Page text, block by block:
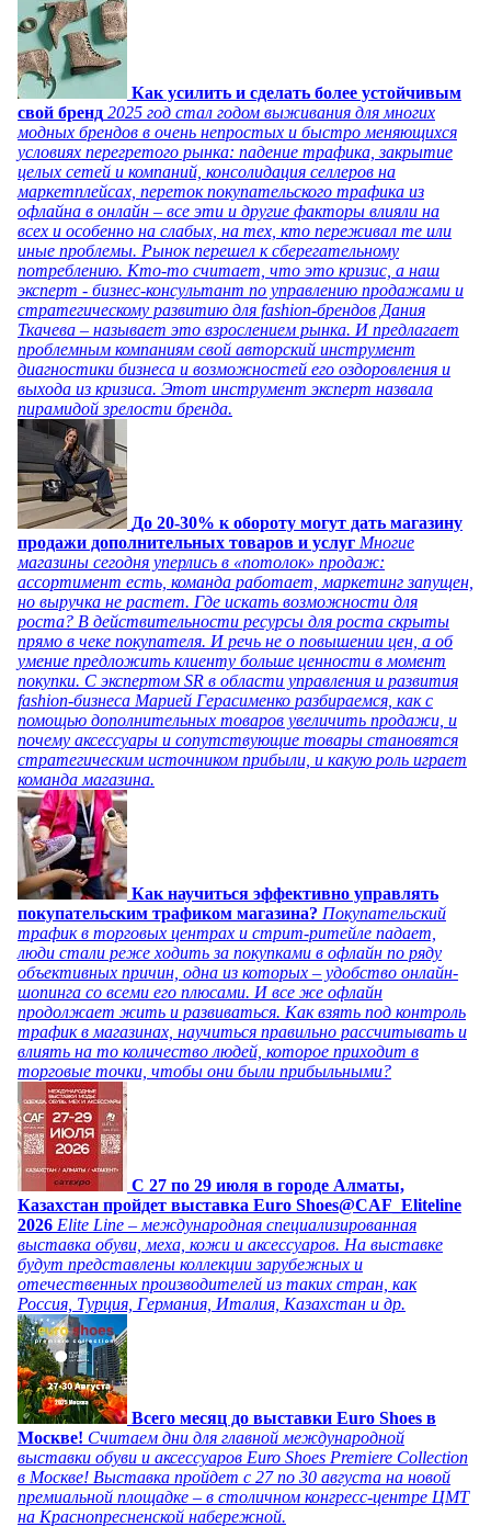
Как усилить и сделать более устойчивым
свой бренд 2025 год стал годом выживания для многих
модных брендов в очень непростых и быстро меняющихся
условиях перегретого рынка: падение трафика, закрытие
целых сетей и компаний, консолидация селлеров на
маркетплейсах, переток покупательского трафика из
офлайна в онлайн – все эти и другие факторы влияли на
всех и особенно на слабых, на тех, кто переживал те или
иные проблемы. Рынок перешел к сберегательному
потреблению. Кто-то считает, что это кризис, а наш
эксперт - бизнес-консультант по управлению продажами и
стратегическому развитию для fashion-брендов Дания
Ткачева – называет это взрослением рынка. И предлагает
проблемным компаниям свой авторский инструмент
диагностики бизнеса и возможностей его оздоровления и
выхода из кризиса. Этот инструмент эксперт назвала
пирамидой зрелости бренда.
До 20-30% к обороту могут дать магазину
продажи дополнительных товаров и услуг Многие
магазины сегодня уперлись в «потолок» продаж:
ассортимент есть, команда работает, маркетинг запущен,
но выручка не растет. Где искать возможности для
роста? В действительности ресурсы для роста скрыты
прямо в чеке покупателя. И речь не о повышении цен, а об
умение предложить клиенту больше ценности в момент
покупки. С экспертом SR в области управления и развития
fashion-бизнеса Марией Герасименко разбираемся, как с
помощью дополнительных товаров увеличить продажи, и
почему аксессуары и сопутствующие товары становятся
стратегическим источником прибыли, и какую роль играет
команда магазина.
Как научиться эффективно управлять
покупательским трафиком магазина? Покупательский
трафик в торговых центрах и стрит-ритейле падает,
люди стали реже ходить за покупками в офлайн по ряду
объективных причин, одна из которых – удобство онлайн-
шопинга со всеми его плюсами. И все же офлайн
продолжает жить и развиваться. Как взять под контроль
трафик в магазинах, научиться правильно рассчитывать и
влиять на то количество людей, которое приходит в
торговые точки, чтобы они были прибыльными?
C 27 по 29 июля в городе Алматы,
Казахстан пройдет выставка Euro Shoes@CAF_Eliteline
2026 Elite Line – международная специализированная
выставка обуви, меха, кожи и аксессуаров. На выставке
будут представлены коллекции зарубежных и
отечественных производителей из таких стран, как
Россия, Турция, Германия, Италия, Казахстан и др.
Всего месяц до выставки Euro Shoes в
Москве! Считаем дни для главной международной
выставки обуви и аксессуаров Euro Shoes Premiere Collection
в Москве! Выставка пройдет с 27 по 30 августа на новой
премиальной площадке – в столичном конгресс-центре ЦМТ
на Краснопресненской набережной.